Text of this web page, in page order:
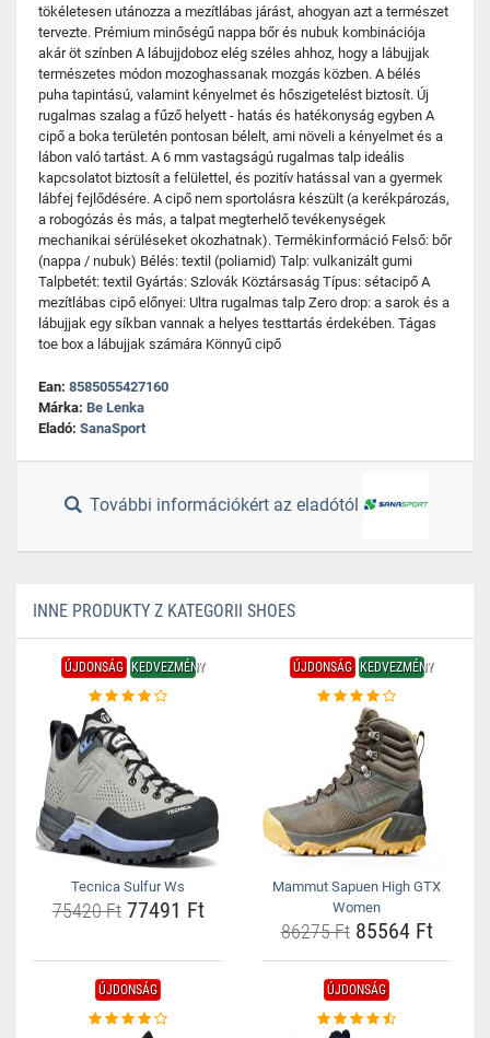
tökéletesen utánozza a mezítlábas járást, ahogyan azt a természet
tervezte. Prémium minőségű nappa bőr és nubuk kombinációja
akár öt színben A lábujjdoboz elég széles ahhoz, hogy a lábujjak
természetes módon mozoghassanak mozgás közben. A bélés
puha tapintású, valamint kényelmet és hőszigetelést biztosít. Új
rugalmas szalag a fűző helyett - hatás és hatékonyság egyben A
cipő a boka területén pontosan bélelt, ami növeli a kényelmet és a
lábon való tartást. A 6 mm vastagságú rugalmas talp ideális
kapcsolatot biztosít a felülettel, és pozitív hatással van a gyermek
lábfej fejlődésére. A cipő nem sportolásra készült (a kerékpározás,
a robogózás és más, a talpat megterhelő tevékenységek
mechanikai sérüléseket okozhatnak). Termékinformáció Felső: bőr
(nappa / nubuk) Bélés: textil (poliamid) Talp: vulkanizált gumi
Talpbetét: textil Gyártás: Szlovák Köztársaság Típus: sétacipő A
mezítlábas cipő előnyei: Ultra rugalmas talp Zero drop: a sarok és a
lábujjak egy síkban vannak a helyes testtartás érdekében. Tágas
toe box a lábujjak számára Könnyű cipő
Ean: 8585055427160
Márka: Be Lenka
Eladó: SanaSport
További információkért az eladótól
INNE PRODUKTY Z KATEGORII SHOES
ÚJDONSÁG KEDVEZMÉNY
Tecnica Sulfur Ws
75420 Ft77491 Ft
ÚJDONSÁG KEDVEZMÉNY
Mammut Sapuen High GTX
Women
86275 Ft85564 Ft
ÚJDONSÁG ÚJDONSÁG